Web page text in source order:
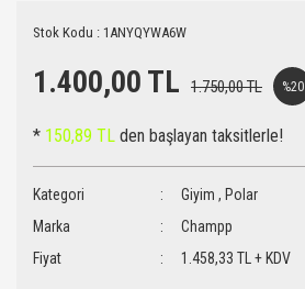
Stok Kodu : 1ANYQYWA6W
1.400,00 TL 1.750,00 TL %20
* 150,89 TL den başlayan taksitlerle!
Kategori Giyim , Polar
Marka
Champp
Fiyat
1.458,33 TL + KDV